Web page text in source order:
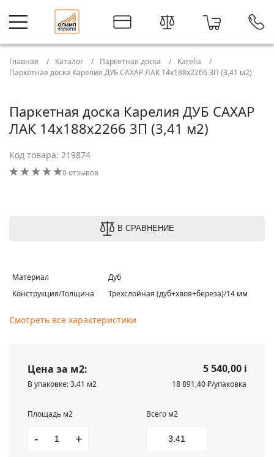
Главная Каталог Паркетная доска
Karelia
Паркетная доска Карелия ДУБ САХАР ЛАК 14x188x2266 3П (3,41 м2)
Паркетная доска Карелия ДУБ САХАР
ЛАК 14x188x2266 3П (3,41 м2)
Код товара: 219874
0 отзывов
В СРАВНЕНИЕ
Материал
Дуб
Конструкция/Толщина
Трехслойная (дуб+хвоя+береза)/14 мм
Смотреть все характеристики
Цена за м2: 5 540,00 i
В упаковке: 3.41 м2
18 891,40 ₽/упаковка
Площадь м2
- +
Всего м2